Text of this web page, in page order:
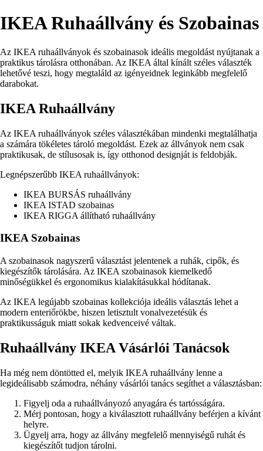
IKEA Ruhaállvány és Szobainas
Az IKEA ruhaállványok és szobainasok ideális megoldást nyújtanak a
praktikus tárolásra otthonában. Az IKEA által kínált széles választék
lehetővé teszi, hogy megtaláld az igényeidnek leginkább megfelelő
darabokat.
IKEA Ruhaállvány
Az IKEA ruhaállványok széles választékában mindenki megtalálhatja
a számára tökéletes tároló megoldást. Ezek az állványok nem csak
praktikusak, de stílusosak is, így otthonod designját is feldobják.
Legnépszerűbb IKEA ruhaállványok:
IKEA BURSÁS ruhaállvány
IKEA ISTAD szobainas
IKEA RIGGA állítható ruhaállvány
IKEA Szobainas
A szobainasok nagyszerű választást jelentenek a ruhák, cipők, és
kiegészítők tárolására. Az IKEA szobainasok kiemelkedő
minőségükkel és ergonomikus kialakításukkal hódítanak.
Az IKEA legújabb szobainas kollekciója ideális választás lehet a
modern enteriőrökbe, hiszen letisztult vonalvezetésük és
praktikusságuk miatt sokak kedvenceivé váltak.
Ruhaállvány IKEA Vásárlói Tanácsok
Ha még nem döntötted el, melyik IKEA ruhaállvány lenne a
legideálisabb számodra, néhány vásárlói tanács segíthet a választásban:
Figyelj oda a ruhaállványozó anyagára és tartósságára.
Mérj pontosan, hogy a kiválasztott ruhaállvány beférjen a kívánt
helyre.
Ügyelj arra, hogy az állvány megfelelő mennyiségű ruhát és
kiegészítőt tudjon tárolni.